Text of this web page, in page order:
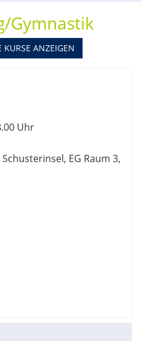
Gymnastik
KURSE ANZEIGEN
Uhr
EG Raum 3,